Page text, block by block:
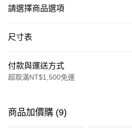
請選擇商品選項
尺寸表
付款與運送方式
超取滿NT$1,500免運
信用卡一次付款
商品加價購 (9)